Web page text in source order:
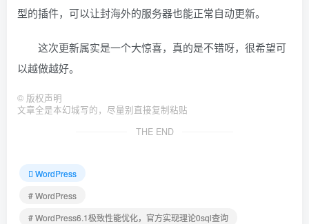
型的插件，可以让封海外的服务器也能正常自动更新。
这次更新属实是一个大惊喜，真的是不错呀，很希望可
以越做越好。
© 版权声明
文章全是本幻城写的，尽量别直接复制粘贴
THE END
WordPress
# WordPress
# WordPress6.1极致性能优化，官方实现理论0sql查询